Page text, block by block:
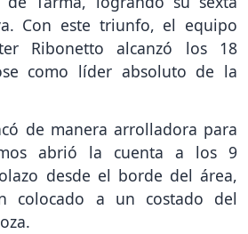
Con este triunfo, el equipo
Ribonetto alcanzó los 18
como líder absoluto de la
de manera arrolladora para
abrió la cuenta a los 9
desde el borde del área,
colocado a un costado del